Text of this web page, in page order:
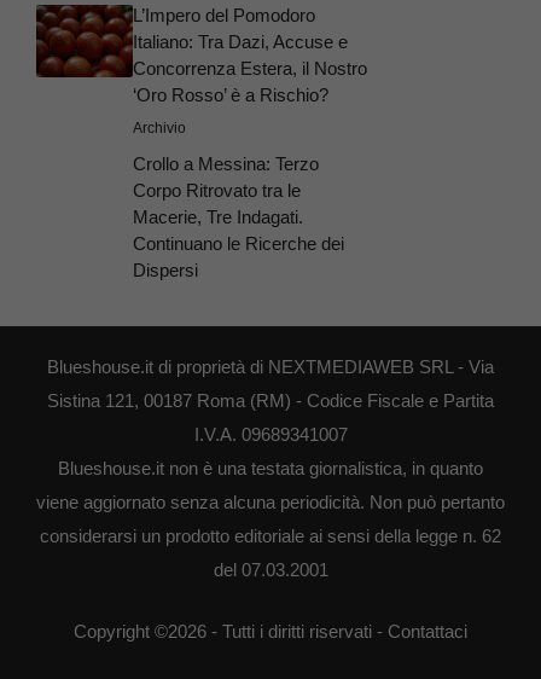
L’Impero del Pomodoro
Italiano: Tra Dazi, Accuse e
Concorrenza Estera, il Nostro
‘Oro Rosso’ è a Rischio?
Archivio
Crollo a Messina: Terzo
Corpo Ritrovato tra le
Macerie, Tre Indagati.
Continuano le Ricerche dei
Dispersi
Blueshouse.it di proprietà di NEXTMEDIAWEB SRL - Via
Sistina 121, 00187 Roma (RM) - Codice Fiscale e Partita
I.V.A. 09689341007
Blueshouse.it non è una testata giornalistica, in quanto
viene aggiornato senza alcuna periodicità. Non può pertanto
considerarsi un prodotto editoriale ai sensi della legge n. 62
del 07.03.2001
Copyright ©2026 - Tutti i diritti riservati - Contattaci